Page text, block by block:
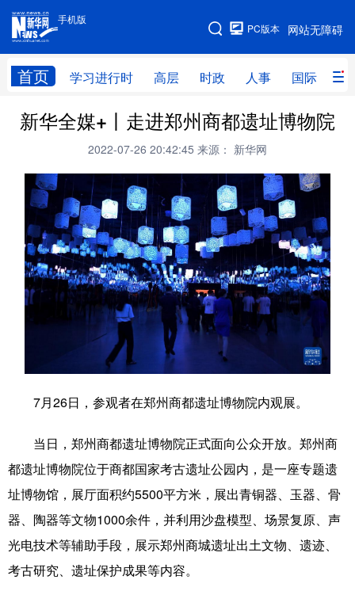
手机版
网站无障碍
PC版本
首页 学习进行时 高层 时政 人事 国际 财
手机版
网站地图
学习进行时 高层 时政 人事
财经 网评
台湾 思客智库 全球连线 教育
科技 科创 量子 体育
文化 书画 健康 军事
访谈 视频 图片 政务
中央文件 金融 汽车
人居 信息化 数字经济
彩票 娱乐 时尚 悦读
公益 一带一路 亚太网 上市公司
文化产业
地方频道
新华全媒+丨走进郑州商都遗址博物院
2022-07-26 20:42:45 来源： 新华网
7月26日，参观者在郑州商都遗址博物院内观展。
当日，郑州商都遗址博物院正式面向公众开放。郑州商
都遗址博物院位于商都国家考古遗址公园内，是一座专题遗
址博物馆，展厅面积约5500平方米，展出青铜器、玉器、骨
器、陶器等文物1000余件，并利用沙盘模型、场景复原、声
光电技术等辅助手段，展示郑州商城遗址出土文物、遗迹、
考古研究、遗址保护成果等内容。